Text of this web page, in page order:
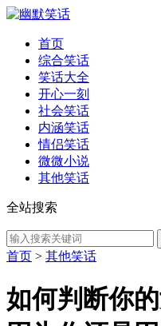
首页
综合笑话
笑话大全
开心一刻
社会笑话
内涵笑话
情侣笑话
微微小说
其他笑话
全站搜索
首页 > 其他笑话
如何判断你